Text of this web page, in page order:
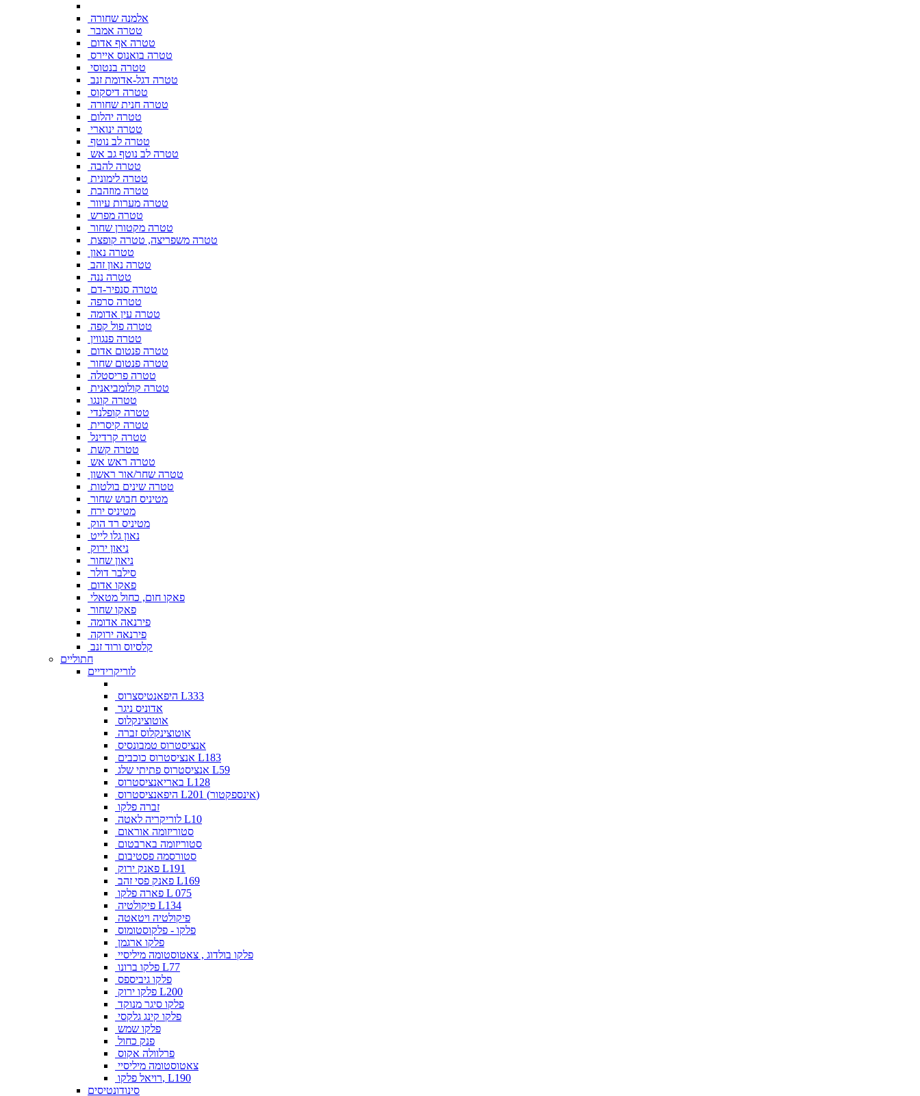
אלמנה שחורה
טטרה אמבר
טטרה אף אדום
טטרה בואנוס איירס
טטרה בנטוסי
טטרה דגל-אדומת זנב
טטרה דיסקוס
טטרה חנית שחורה
טטרה יהלום
טטרה ינוארי
טטרה לב נוטף
טטרה לב נוטף גב אש
טטרה להבה
טטרה לימונית
טטרה מוזהבת
טטרה מערות עיוור
טטרה מפרש
טטרה מקטורן שחור
טטרה משפריצה, טטרה קופצת
טטרה נאון
טטרה נאון זהב
טטרה ננה
טטרה סנפיר-דם
טטרה סרפה
טטרה עין אדומה
טטרה פול קפה
טטרה פנגווין
טטרה פנטום אדום
טטרה פנטום שחור
טטרה פריסטלה
טטרה קולומביאנית
טטרה קונגו
טטרה קופלנדי
טטרה קיסרית
טטרה קרדינל
טטרה קשת
טטרה ראש אש
טטרה שחר/אור ראשון
טטרה שינים בולטות
מטיניס חבוש שחור
מטיניס ירח
מטיניס רד הוק
נאון גלו לייט
ניאון ירוק
ניאון שחור
סילבר דולר
פאקו אדום
פאקו חום, כחול מטאלי
פאקו שחור
פירנאה אדומה
פירנאה ירוקה
קלסיוס ורוד זנב
חתוליים
לוריקרידיים
היפאנטיסצרוס L333
אדוניס ניגר
אוטוצינקלוס
אוטוצינקלוס זברה
אנציסטרוס טמבונסיס
אנציסטרוס כוכבים L183
אנציסטרוס פתיתי שלג L59
באריאנציסטרוס L128
היפאנציסטרוס L201 (אינספקטור)
זברה פלקו
לוריקריה לאטה L10
סטוריזומה אוראום
סטוריזומה בארבטום
סטורסמה פסטיבום
פאנק ירוק L191
פאנק פסי זהב L169
פארה פלקו L 075
פיקולטיה L134
פיקולטיה ויטאטה
פלקו - פלקוסטומוס
פלקו ארגמן
פלקו בולדוג , צאטוסטומה מיליסיי
פלקו ברונו L77
פלקו גיביספס
פלקו ירוק L200
פלקו סיגר מנוקד
פלקו קינג גלקסי
פלקו שמש
פנק כחול
פרלוולה אקוס
צאטוסטומה מיליסיי
רויאל פלקו, L190
סינודונטיסים